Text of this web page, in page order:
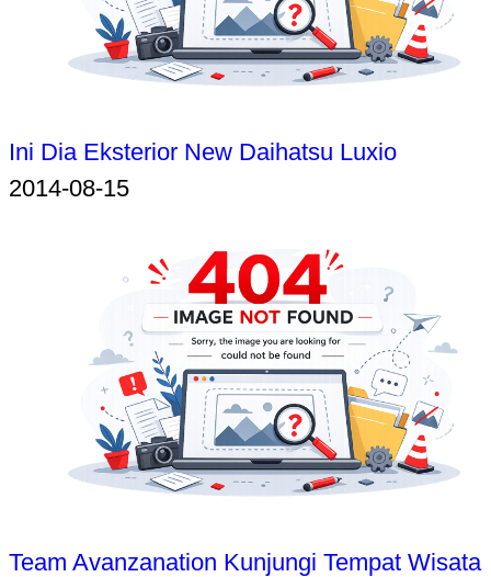
Ini Dia Eksterior New Daihatsu Luxio
2014-08-15
Team Avanzanation Kunjungi Tempat Wisata